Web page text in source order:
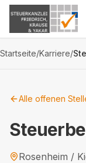
Zum Inhalt springen
Startseite/Karriere/
Alle offenen
Rosenheim /